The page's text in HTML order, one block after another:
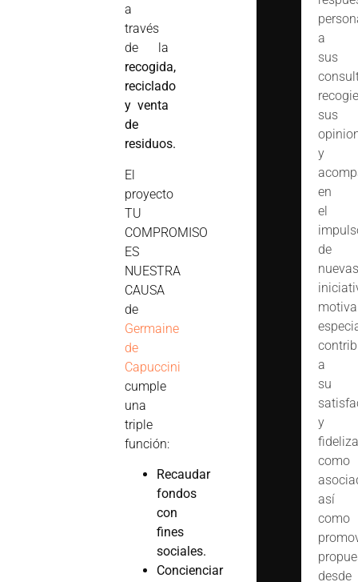
a
través
de la
recogida,
reciclado
y venta
de
residuos.
El
proyecto
TU
COMPROMISO
ES
NUESTRA
CAUSA
de
Germaine
de
Capuccini
cumple
una
triple
función:
Recaudar
fondos
con
fines
sociales.
Concienciar
a
sus
sus
y
en
el
de
nuevas
motiva
a
su
y
como
así
como
desde